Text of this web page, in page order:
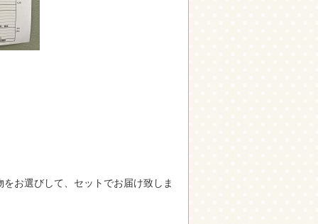
お選びして、セットでお届け致しま